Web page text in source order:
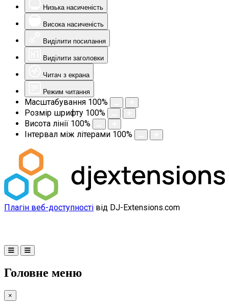
Низька насиченість
Висока насиченість
Виділити посилання
Виділити заголовки
Читач з екрана
Режим читання
Масштабування 100%
Розмір шрифту 100%
Висота лінії 100%
Інтервал між літерами 100%
Плагін веб-доступності від DJ-Extensions.com
Головне меню
×